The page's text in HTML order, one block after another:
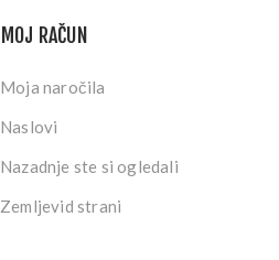
MOJ RAČUN
Moja naročila
Naslovi
Nazadnje ste si ogledali
Zemljevid strani